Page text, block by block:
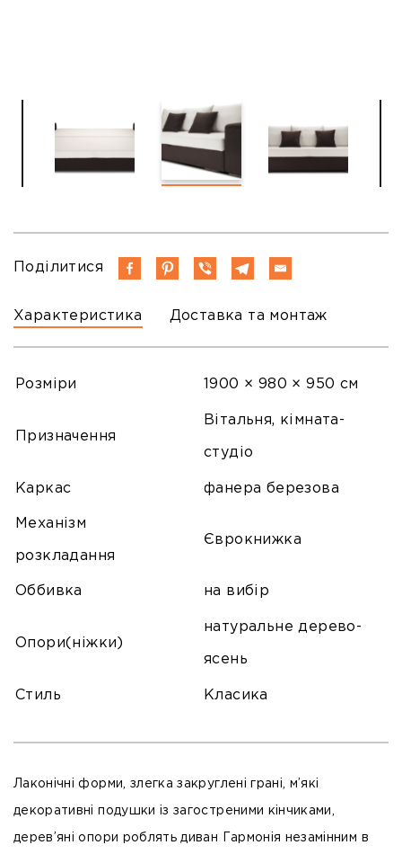
Характеристика Доставка та монтаж
Поділитися
Розміри 1900 × 980 × 950 см
Призначення
Вітальня, кімната-
студіо
Каркас фанера березова
Механізм
розкладання
Єврокнижка
Оббивка на вибір
Опори(ніжки)
натуральне дерево-
ясень
Стиль Класика
Лаконічні форми, злегка закруглені грані, м’які
декоративні подушки із загостреними кінчиками,
дерев’яні опори роблять диван Гармонія незамінним в